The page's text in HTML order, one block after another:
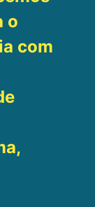
o
com